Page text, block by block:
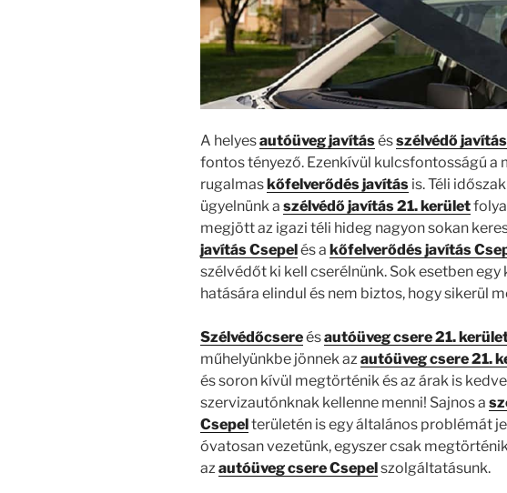
A helyesautóüveg javításésszélvédő javítás
fontos tényező. Ezenkívül kulcsfontosságú a
rugalmaskőfelverődés javítás is. Téli
ügyelnünk a szélvédő javítás 21. kerület
megjött az igazi téli hideg nagyon sokan
javítás Csepelés a kőfelverődés javítás
szélvédőt ki kell cserélnünk. Sok esetben
hatására elindul és nem biztos, hogy sikerül
Szélvédőcsereésautóüveg csere 21.
műhelyünkbe jönnek azautóüveg csere 21.
és soron kívül megtörténik és az árak is
szervizautónknak kellenne menni! Sajnos a
Csepelterületén is egy általános problémát
óvatosan vezetünk, egyszer csak
azautóüveg csere Csepelszolgáltatásunk.